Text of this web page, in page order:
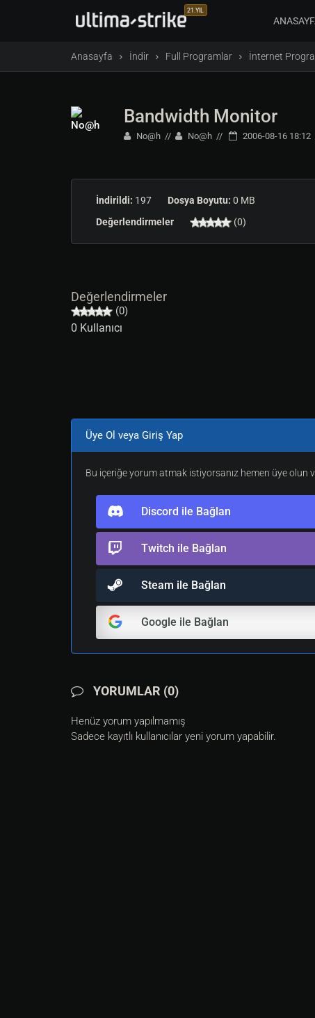
21.YIL
Anasayfa İndir Full Programlar İnternet
Bandwidth Monitor
No@h No@h 2006-08-16 18:12
İndirildi: 197 Dosya Boyutu: 0 MB
Değerlendirmeler
(0)
Değerlendirmeler
(0)
0 Kullanıcı
Üye Ol veya Giriş Yap
Bu içeriğe yorum atmak istiyorsanız hemen üye olun
Discord ile Bağlan
Twitch ile Bağlan
Steam ile Bağlan
Google ile Bağlan
YORUMLAR (0)
Henüz yorum yapılmamış
Sadece kayıtlı kullanıcılar yeni yorum yapabilir.